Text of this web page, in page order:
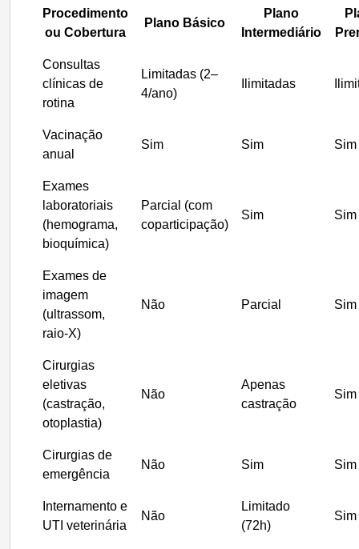
Procedimento
ou Cobertura
Plano Básico
Plano
Intermediário
Consultas
clínicas de
rotina
Limitadas (2–
4/ano)
Ilimitadas
Vacinação
anual
Sim Sim Sim
Exames
laboratoriais
(hemograma,
bioquímica)
Parcial (com
coparticipação)
Sim Sim
Exames de
imagem
(ultrassom,
raio-X)
Não Parcial Sim
Cirurgias
eletivas
(castração,
otoplastia)
Não
Apenas
castração
Sim
Cirurgias de
emergência
Não Sim Sim
Internamento e
UTI veterinária
Não
Limitado
(72h)
Sim